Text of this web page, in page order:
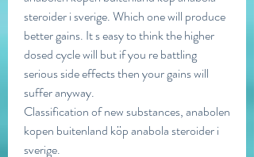
steroider i sverige. Which one will produce
better gains. It s easy to think the higher
dosed cycle will but if you re battling
serious side effects then your gains will
suffer anyway.
Classification of new substances, anabolen
kopen buitenland köp anabola steroider i
sverige.